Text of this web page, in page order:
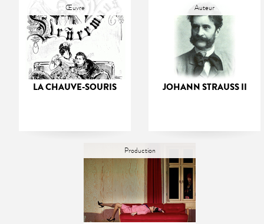
Œuvre
LA CHAUVE-SOURIS
Auteur
JOHANN STRAUSS II
Production